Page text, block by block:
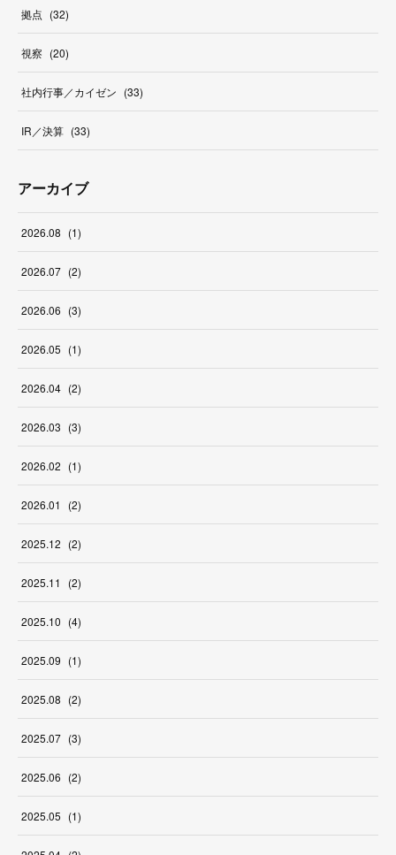
拠点 (32)
視察 (20)
社内行事／カイゼン (33)
IR／決算 (33)
アーカイブ
2026.08 (1)
2026.07 (2)
2026.06 (3)
2026.05 (1)
2026.04 (2)
2026.03 (3)
2026.02 (1)
2026.01 (2)
2025.12 (2)
2025.11 (2)
2025.10 (4)
2025.09 (1)
2025.08 (2)
2025.07 (3)
2025.06 (2)
2025.05 (1)